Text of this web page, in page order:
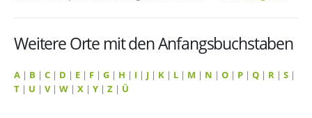
Weitere Orte mit den Anfangsbuchstaben
A | B | C | D | E | F | G | H | I | J | K | L | M | N | O | P | Q | R | S |
T | U | V| W | X | Y | Z | Ü